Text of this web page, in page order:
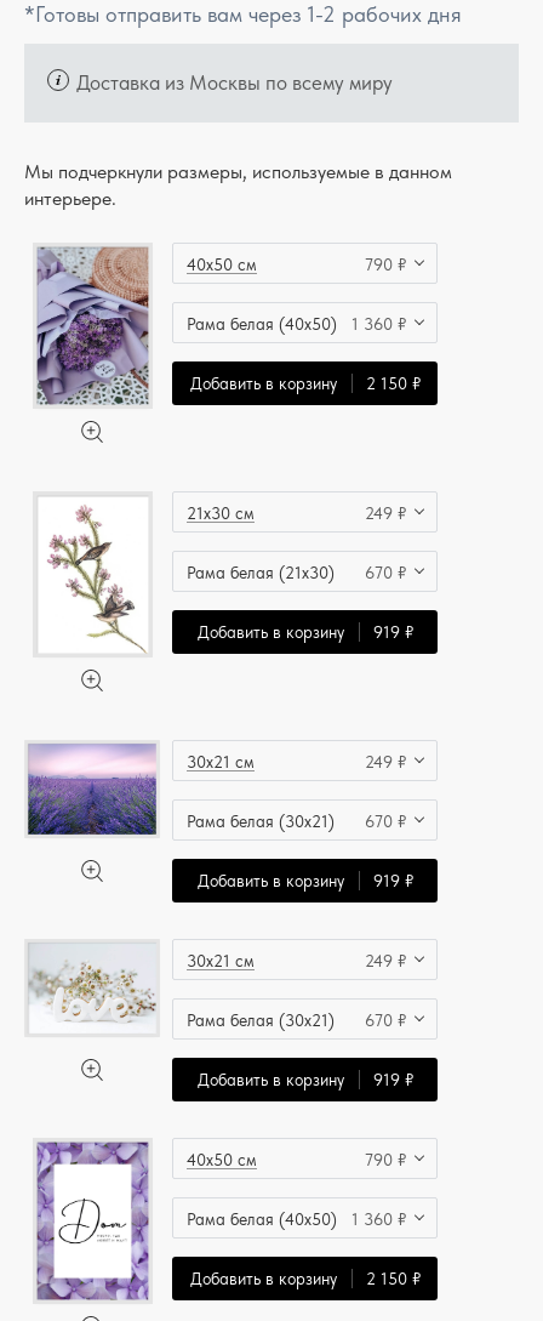
*Готовы отправить вам через 1-2 рабочих дня
Доставка из Москвы по всему миру
Мы подчеркнули размеры, используемые в данном
интерьере.
40x50 см 790 ₽
Рама белая (40x50) 1 360 ₽
Добавить в корзину 2 150 ₽
21x30 см 249 ₽
Рама белая (21x30) 670 ₽
Добавить в корзину 919 ₽
30x21 см 249 ₽
Рама белая (30x21) 670 ₽
Добавить в корзину 919 ₽
30x21 см 249 ₽
Рама белая (30x21) 670 ₽
Добавить в корзину 919 ₽
40x50 см 790 ₽
Рама белая (40x50) 1 360 ₽
Добавить в корзину 2 150 ₽